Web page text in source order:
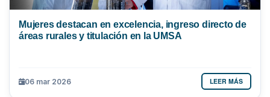
Mujeres destacan en excelencia, ingreso directo de
áreas rurales y titulación en la UMSA
06 mar 2026 LEER MÁS